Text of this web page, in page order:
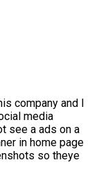
company and I
media
see a ads on a
in home page
so theye